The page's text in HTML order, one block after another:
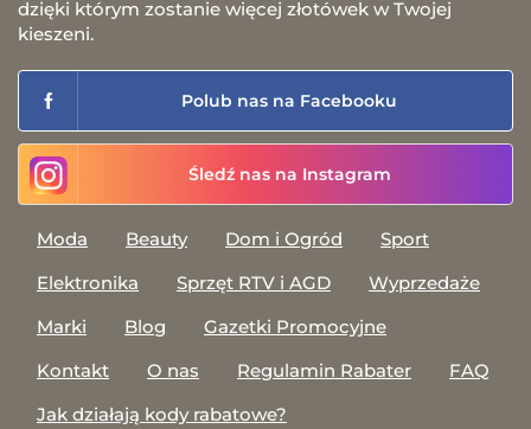
dzięki którym zostanie więcej złotówek w Twojej
kieszeni.
Polub nas na Facebooku
Śledź nas na Instagram
Moda Beauty Dom i Ogród
Sport
Elektronika
Sprzęt RTV i AGD
Wyprzedaże
Marki
Blog
Gazetki Promocyjne
Kontakt
O nas Regulamin Rabater
FAQ
Jak działają kody rabatowe?